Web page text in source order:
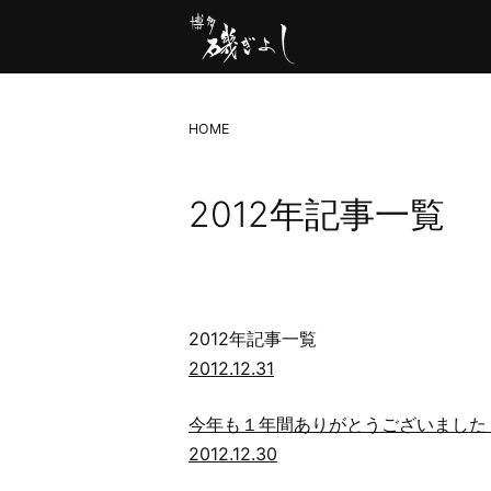
HOME
2012年記事一覧
2012年記事一覧
2012.12.31
今年も１年間ありがとうございました
2012.12.30